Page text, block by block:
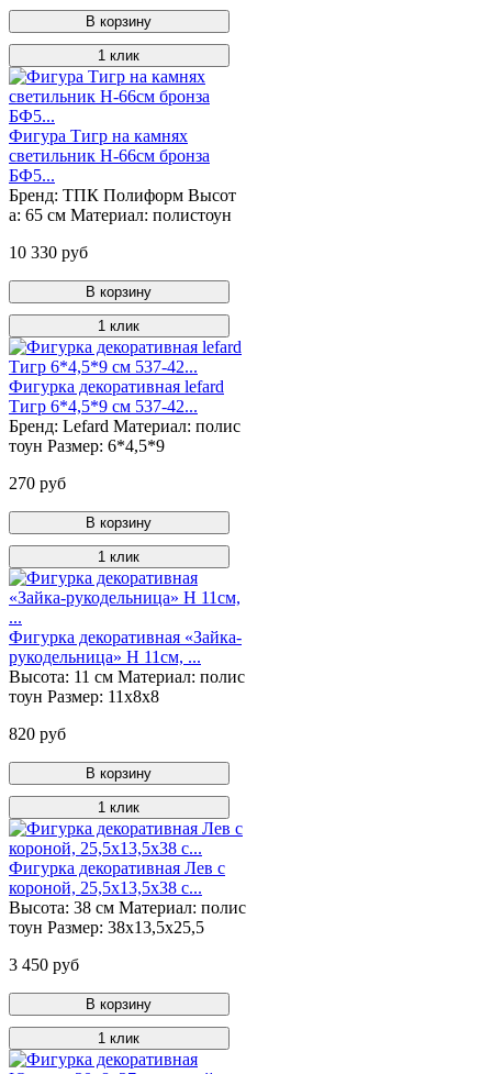
В корзину
1 клик
Фигура Тигр на камнях
светильник Н-66см бронза
БФ5...
Бренд: ТПК Полиформ Высот
а: 65 см Материал: полистоун
10 330 руб
В корзину
1 клик
Фигурка декоративная lefard
Тигр 6*4,5*9 см 537-42...
Бренд: Lefard Материал: полис
тоун Размер: 6*4,5*9
270 руб
В корзину
1 клик
Фигурка декоративная «Зайка-
рукодельница» Н 11см, ...
Высота: 11 см Материал: полис
тоун Размер: 11х8х8
820 руб
В корзину
1 клик
Фигурка декоративная Лев с
короной, 25,5х13,5х38 с...
Высота: 38 см Материал: полис
тоун Размер: 38х13,5х25,5
3 450 руб
В корзину
1 клик